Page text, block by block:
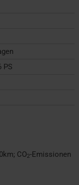
PS
; CO2-Emissionen